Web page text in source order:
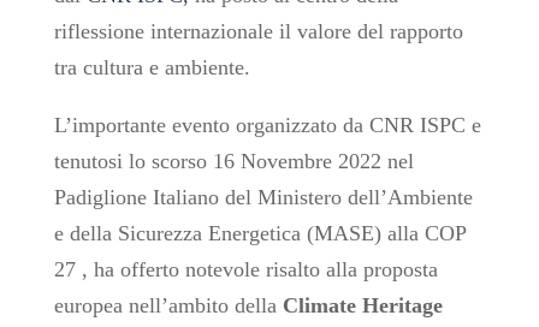
riflessione internazionale il valore del rapporto
tra cultura e ambiente.
L’importante evento organizzato da CNR ISPC e
tenutosi lo scorso 16 Novembre 2022 nel
Padiglione Italiano del Ministero dell’Ambiente
e della Sicurezza Energetica (MASE) alla COP
27 , ha offerto notevole risalto alla proposta
europea nell’ambito della Climate Heritage